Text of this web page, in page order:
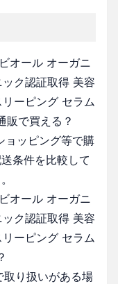
オール オーガニ
ク認証取得 美容
ーピング セラム
販で買える？
ョッピング等で購
条件を比較して
オール オーガニ
ク認証取得 美容
ーピング セラム
取り扱いがある場